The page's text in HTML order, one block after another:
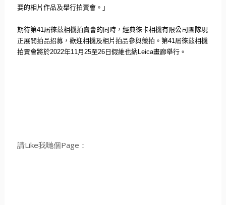
要的相片作品及舉行拍賣會。」
期待第41 屆徠茲相機拍賣會的同時， 經典徠卡相機有限公司團隊現
正展開拍品招募， 歡迎相機及相片拍品參與競拍。第41 屆徠茲相機
拍賣會將於2022年11 月 25至26日假維也納Leica畫廊舉行。
請Like我哋個Page：